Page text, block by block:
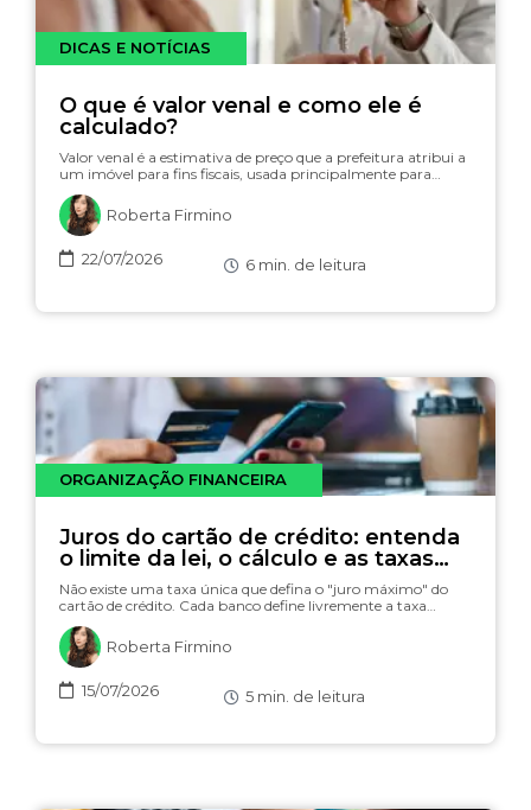
DICAS E NOTÍCIAS
O que é valor venal e como ele é
calculado?
Valor venal é a estimativa de preço que a prefeitura atribui a
um imóvel para fins fiscais, usada principalmente para…
Roberta Firmino
22/07/2026 6 min. de leitura
ORGANIZAÇÃO FINANCEIRA
Juros do cartão de crédito: entenda
o limite da lei, o cálculo e as taxas
(com simulador)
Não existe uma taxa única que defina o "juro máximo" do
cartão de crédito. Cada banco define livremente a taxa…
Roberta Firmino
15/07/2026 5 min. de leitura